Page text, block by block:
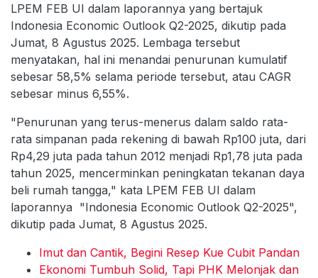
LPEM FEB UI dalam laporannya yang bertajuk
Indonesia Economic Outlook Q2-2025, dikutip pada
Jumat, 8 Agustus 2025. Lembaga tersebut
menyatakan, hal ini menandai penurunan kumulatif
sebesar 58,5% selama periode tersebut, atau CAGR
sebesar minus 6,55%.
"Penurunan yang terus-menerus dalam saldo rata-
rata simpanan pada rekening di bawah Rp100 juta, dari
Rp4,29 juta pada tahun 2012 menjadi Rp1,78 juta pada
tahun 2025, mencerminkan peningkatan tekanan daya
beli rumah tangga," kata LPEM FEB UI dalam
laporannya "Indonesia Economic Outlook Q2-2025",
dikutip pada Jumat, 8 Agustus 2025.
Imut dan Cantik, Begini Resep Kue Cubit Pandan
Ekonomi Tumbuh Solid, Tapi PHK Melonjak dan